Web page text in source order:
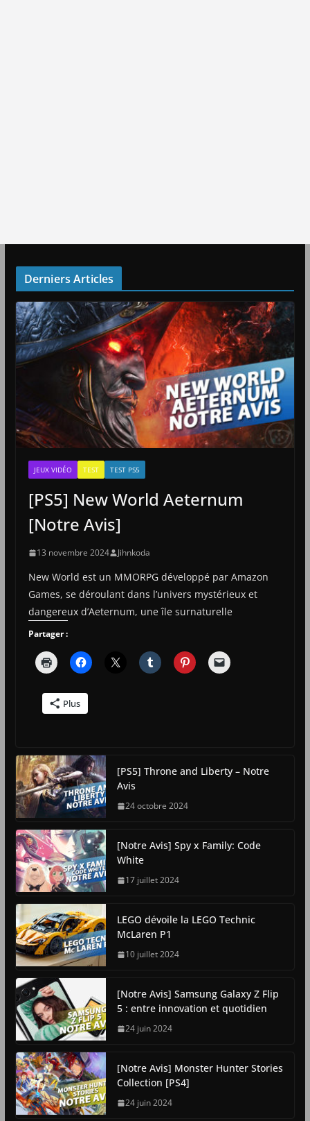
Derniers Articles
JEUX VIDÉO TEST TEST PS5
[PS5] New World Aeternum
[Notre Avis]
13 novembre 2024 Jihnkoda
New World est un MMORPG développé par Amazon
Games, se déroulant dans l’univers mystérieux et
dangereux d’Aeternum, une île surnaturelle
Partager :
Plus
[PS5] Throne and Liberty – Notre
Avis
24 octobre 2024
[Notre Avis] Spy x Family: Code
White
17 juillet 2024
LEGO dévoile la LEGO Technic
McLaren P1
10 juillet 2024
[Notre Avis] Samsung Galaxy Z Flip
5 : entre innovation et quotidien
24 juin 2024
[Notre Avis] Monster Hunter Stories
Collection [PS4]
24 juin 2024